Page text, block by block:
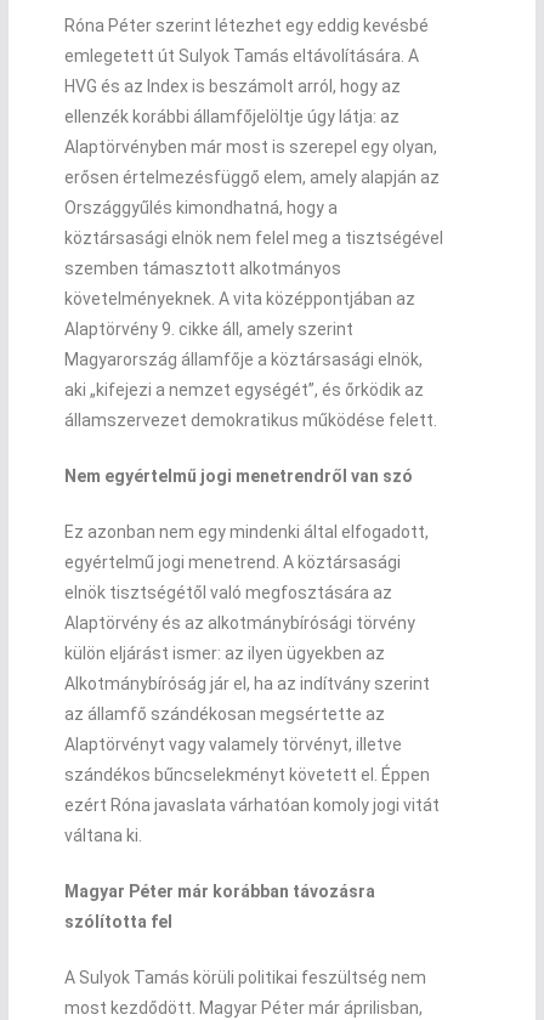
Róna Péter szerint létezhet egy eddig kevésbé
emlegetett út Sulyok Tamás eltávolítására. A
HVG és az Index is beszámolt arról, hogy az
ellenzék korábbi államfőjelöltje úgy látja: az
Alaptörvényben már most is szerepel egy olyan,
erősen értelmezésfüggő elem, amely alapján az
Országgyűlés kimondhatná, hogy a
köztársasági elnök nem felel meg a tisztségével
szemben támasztott alkotmányos
követelményeknek. A vita középpontjában az
Alaptörvény 9. cikke áll, amely szerint
Magyarország államfője a köztársasági elnök,
aki „kifejezi a nemzet egységét”, és őrködik az
államszervezet demokratikus működése felett.
Nem egyértelmű jogi menetrendről van szó
Ez azonban nem egy mindenki által elfogadott,
egyértelmű jogi menetrend. A köztársasági
elnök tisztségétől való megfosztására az
Alaptörvény és az alkotmánybírósági törvény
külön eljárást ismer: az ilyen ügyekben az
Alkotmánybíróság jár el, ha az indítvány szerint
az államfő szándékosan megsértette az
Alaptörvényt vagy valamely törvényt, illetve
szándékos bűncselekményt követett el. Éppen
ezért Róna javaslata várhatóan komoly jogi vitát
váltana ki.
Magyar Péter már korábban távozásra
szólította fel
A Sulyok Tamás körüli politikai feszültség nem
most kezdődött. Magyar Péter már áprilisban,